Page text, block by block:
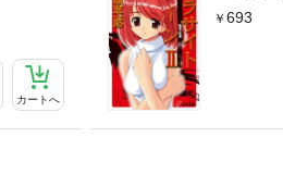
カートへ
693